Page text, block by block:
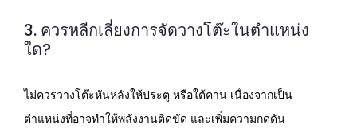
3. ควรหลีกเลี่ยงการจัดวางโต๊ะในตำแหน่ง
ใด?
ไม่ควรวางโต๊ะหันหลังให้ประตู หรือใต้คาน เนื่องจากเป็น
ตำแหน่งที่อาจทำให้พลังงานติดขัด และเพิ่มความกดดัน